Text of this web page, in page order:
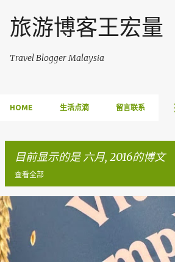
跳至主要内容
旅游博客王宏量
Travel Blogger Malaysia
HOME 生活点滴 留言联系
目前显示的是 六月, 2016的博文
查看全部
博
文